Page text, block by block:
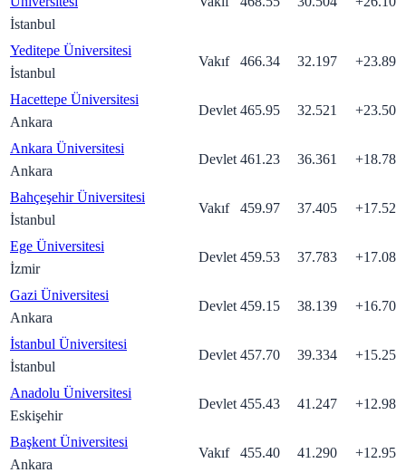
İstanbul
Yeditepe Üniversitesi
İstanbul
Vakıf 466.34 32.197 +23.89
Hacettepe Üniversitesi
Ankara
Devlet 465.95 32.521 +23.50
Ankara Üniversitesi
Ankara
Devlet 461.23 36.361 +18.78
Bahçeşehir Üniversitesi
İstanbul
Vakıf 459.97 37.405 +17.52
Ege Üniversitesi
İzmir
Devlet 459.53 37.783 +17.08
Gazi Üniversitesi
Ankara
Devlet 459.15 38.139 +16.70
İstanbul Üniversitesi
İstanbul
Devlet 457.70 39.334 +15.25
Anadolu Üniversitesi
Eskişehir
Devlet 455.43 41.247 +12.98
Başkent Üniversitesi
Ankara
Vakıf 455.40 41.290 +12.95